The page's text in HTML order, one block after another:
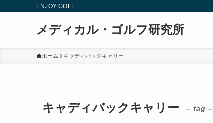
ENJOY GOLF
メディカル・ゴルフ研究所
ホーム キャディバックキャリー
キャディバックキャリー – tag –